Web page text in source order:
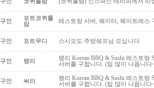
구인
포트코퀴틀
람
레스토랑 서버, 웨이터, 웨이트레스
구인 포트무디 스시모도 주방쉐프님 모십니다
구인 랭리
랭리 Korean BBQ & Sushi 레스토
서버를 구합니다. (팁 많이 나옵니다
구인 써리
랭리 Korean BBQ & Sushi 레스토
서버를 구합니다. (팁 많이 나옵니다